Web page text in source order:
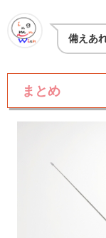
備えあ
まとめ